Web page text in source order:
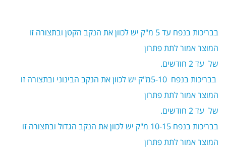
בבריכות בנפח עד 5 מ"ק יש לכוון את הנקב הקטן ובתצורה זו
המוצר אמור לתת פתרון
של עד 2 חודשים.
בבריכות בנפח 5-10מ"ק יש לכוון את הנקב הבינוני ובתצורה זו
המוצר אמור לתת פתרון
של עד 2 חודשים.
בבריכות בנפח 10-15 מ"ק יש לכוון את הנקב הגדול ובתצורה זו
המוצר אמור לתת פתרון